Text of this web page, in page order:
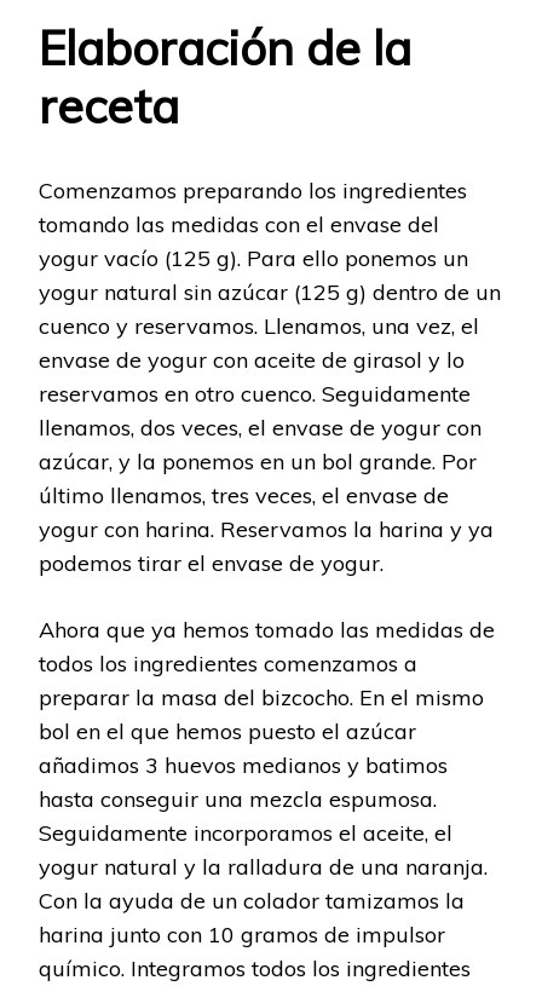
Elaboración de la
receta
Comenzamos preparando los ingredientes
tomando las medidas con el envase del
yogur vacío (125 g). Para ello ponemos un
yogur natural sin azúcar (125 g) dentro de un
cuenco y reservamos. Llenamos, una vez, el
envase de yogur con aceite de girasol y lo
reservamos en otro cuenco. Seguidamente
llenamos, dos veces, el envase de yogur con
azúcar, y la ponemos en un bol grande. Por
último llenamos, tres veces, el envase de
yogur con harina. Reservamos la harina y ya
podemos tirar el envase de yogur.
Ahora que ya hemos tomado las medidas de
todos los ingredientes comenzamos a
preparar la masa del bizcocho. En el mismo
bol en el que hemos puesto el azúcar
añadimos 3 huevos medianos y batimos
hasta conseguir una mezcla espumosa.
Seguidamente incorporamos el aceite, el
yogur natural y la ralladura de una naranja.
Con la ayuda de un colador tamizamos la
harina junto con 10 gramos de impulsor
químico. Integramos todos los ingredientes